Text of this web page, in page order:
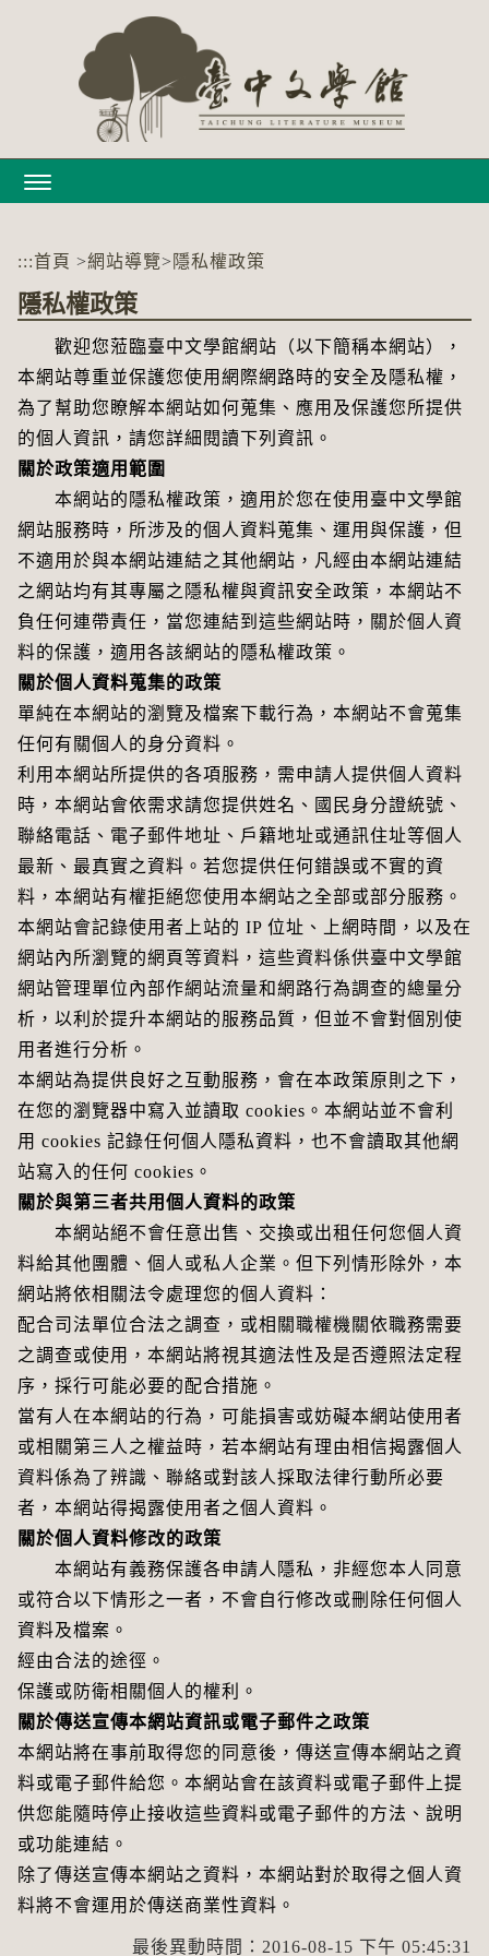
:::首頁 >網站導覽> 隱私權政策
隱私權政策
歡迎您蒞臨臺中文學館網站（以下簡稱本網站），
本網站尊重並保護您使用網際網路時的安全及隱私權，
為了幫助您瞭解本網站如何蒐集、應用及保護您所提供
的個人資訊，請您詳細閱讀下列資訊。
關於政策適用範圍
本網站的隱私權政策，適用於您在使用臺中文學館
網站服務時，所涉及的個人資料蒐集、運用與保護，但
不適用於與本網站連結之其他網站，凡經由本網站連結
之網站均有其專屬之隱私權與資訊安全政策，本網站不
負任何連帶責任，當您連結到這些網站時，關於個人資
料的保護，適用各該網站的隱私權政策。
關於個人資料蒐集的政策
單純在本網站的瀏覽及檔案下載行為，本網站不會蒐集
任何有關個人的身分資料。
利用本網站所提供的各項服務，需申請人提供個人資料
時，本網站會依需求請您提供姓名、國民身分證統號、
聯絡電話、電子郵件地址、戶籍地址或通訊住址等個人
最新、最真實之資料。若您提供任何錯誤或不實的資
料，本網站有權拒絕您使用本網站之全部或部分服務。
本網站會記錄使用者上站的 IP 位址、上網時間，以及在
網站內所瀏覽的網頁等資料，這些資料係供臺中文學館
網站管理單位內部作網站流量和網路行為調查的總量分
析，以利於提升本網站的服務品質，但並不會對個別使
用者進行分析。
本網站為提供良好之互動服務，會在本政策原則之下，
在您的瀏覽器中寫入並讀取 cookies。本網站並不會利
用 cookies 記錄任何個人隱私資料，也不會讀取其他網
站寫入的任何 cookies。
關於與第三者共用個人資料的政策
本網站絕不會任意出售、交換或出租任何您個人資
料給其他團體、個人或私人企業。但下列情形除外，本
網站將依相關法令處理您的個人資料：
配合司法單位合法之調查，或相關職權機關依職務需要
之調查或使用，本網站將視其適法性及是否遵照法定程
序，採行可能必要的配合措施。
當有人在本網站的行為，可能損害或妨礙本網站使用者
或相關第三人之權益時，若本網站有理由相信揭露個人
資料係為了辨識、聯絡或對該人採取法律行動所必要
者，本網站得揭露使用者之個人資料。
關於個人資料修改的政策
本網站有義務保護各申請人隱私，非經您本人同意
或符合以下情形之一者，不會自行修改或刪除任何個人
資料及檔案。
經由合法的途徑。
保護或防衛相關個人的權利。
關於傳送宣傳本網站資訊或電子郵件之政策
本網站將在事前取得您的同意後，傳送宣傳本網站之資
料或電子郵件給您。本網站會在該資料或電子郵件上提
供您能隨時停止接收這些資料或電子郵件的方法、說明
或功能連結。
除了傳送宣傳本網站之資料，本網站對於取得之個人資
料將不會運用於傳送商業性資料。
最後異動時間：2016-08-15 下午 05:45:31